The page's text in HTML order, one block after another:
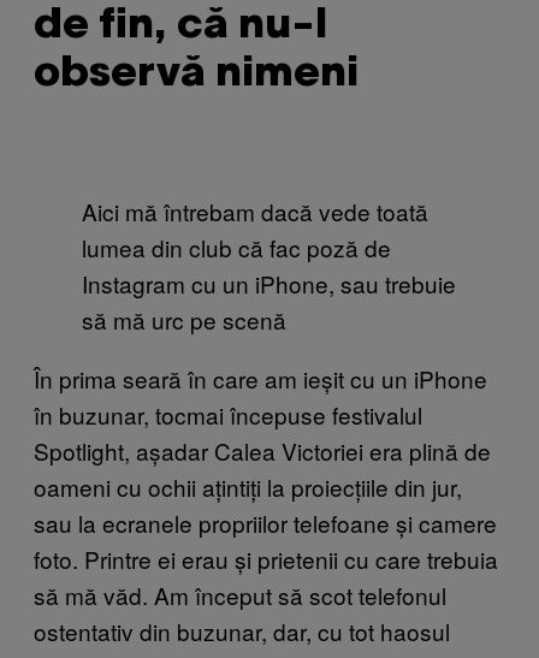
de fin, că nu-l
observă nimeni
Aici mă întrebam dacă vede toată
lumea din club că fac poză de
Instagram cu un iPhone, sau trebuie
să mă urc pe scenă
În prima seară în care am ieșit cu un iPhone
în buzunar, tocmai începuse festivalul
Spotlight, așadar Calea Victoriei era plină de
oameni cu ochii ațintiți la proiecțiile din jur,
sau la ecranele propriilor telefoane și camere
foto. Printre ei erau și prietenii cu care trebuia
să mă văd. Am început să scot telefonul
ostentativ din buzunar, dar, cu tot haosul